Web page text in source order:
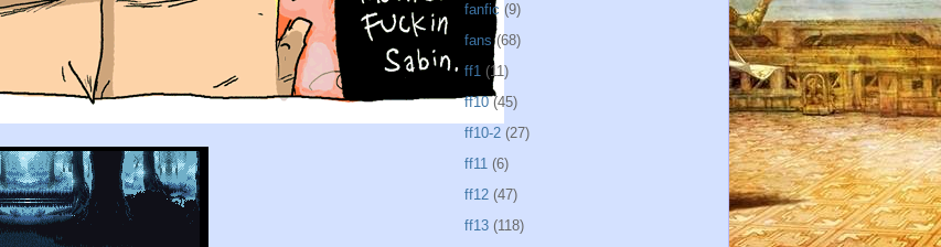
fanfic (9)
fans (68)
ff1 (11)
ff10 (45)
ff10-2 (27)
ff11 (6)
ff12 (47)
ff13 (118)